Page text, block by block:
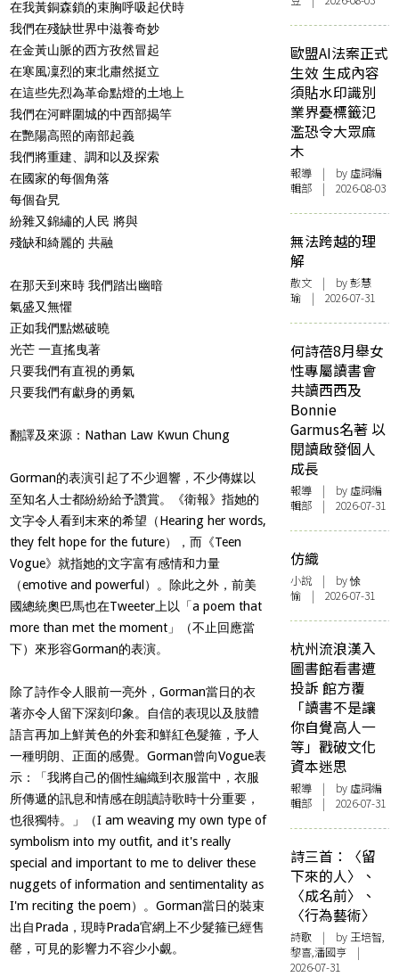
在我黃銅森鎖的束胸呼吸起伏時
我們在殘缺世界中滋養奇妙
在金黃山脈的西方孜然冒起
在寒風凜烈的東北肅然挺立
在這些先烈為革命點燈的土地上
我們在河畔圍城的中西部揭竿
在艷陽高照的南部起義
我們將重建、調和以及探索
在國家的每個角落
每個旮旯
紛雜又錦繡的人民 將與
殘缺和綺麗的 共融
在那天到來時 我們踏出幽暗
氣盛又無懼
正如我們點燃破曉
光芒 一直搖曳著
只要我們有直視的勇氣
只要我們有獻身的勇氣
翻譯及來源： Nathan Law Kwun Chung
Gorman的表演引起了不少迴響，不少傳媒以
至知名人士都紛紛給予讚賞。《衛報》指她的
文字令人看到末來的希望（Hearing her words,
they felt hope for the future），而《Teen
Vogue》就指她的文字富有感情和力量
（emotive and powerful）。除此之外，前美
國總統奧巴馬也在Tweeter上以「a poem that
more than met the moment」（不止回應當
下）來形容Gorman的表演。
除了詩作令人眼前一亮外，Gorman當日的衣
著亦令人留下深刻印象。自信的表現以及肢體
語言再加上鮮黃色的外套和鮮紅色髮箍，予人
一種明朗、正面的感覺。Gorman曾向Vogue表
示：「我將自己的個性編織到衣服當中，衣服
所傳遞的訊息和情感在朗讀詩歌時十分重要，
也很獨特。」（I am weaving my own type of
symbolism into my outfit, and it's really
special and important to me to deliver these
nuggets of information and sentimentality as
I'm reciting the poem）。Gorman當日的裝束
出自Prada，現時Prada官網上不少髮箍已經售
罄，可見的影響力不容少小覷。
歐盟AI法案正式
生效 生成內容
須貼水印識別
業界憂標籤氾
濫恐令大眾麻
木
報導 | by 虛詞編
輯部 | 2026-08-03
無法跨越的理
解
散文 | by 彭慧
瑜 | 2026-07-31
何詩蓓8月舉女
性專屬讀書會
共讀西西及
Bonnie
Garmus名著 以
閱讀啟發個人
成長
報導 | by 虛詞編
輯部 | 2026-07-31
仿織
小說 | by 悇
愉 | 2026-07-31
杭州流浪漢入
圖書館看書遭
投訴 館方覆
「讀書不是讓
你自覺高人一
等」戳破文化
資本迷思
報導 | by 虛詞編
輯部 | 2026-07-31
詩三首：〈留
下來的人〉、
〈成名前〉、
〈行為藝術〉
詩歌 | by 王培智,
黎喜,潘國亨 |
2026-07-31